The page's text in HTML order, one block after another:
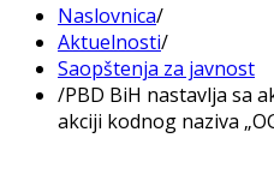
Naslovnica/
Aktuelnosti/
Saopštenja za javnost
/PBD BiH nastavlja sa
akciji kodnog naziva